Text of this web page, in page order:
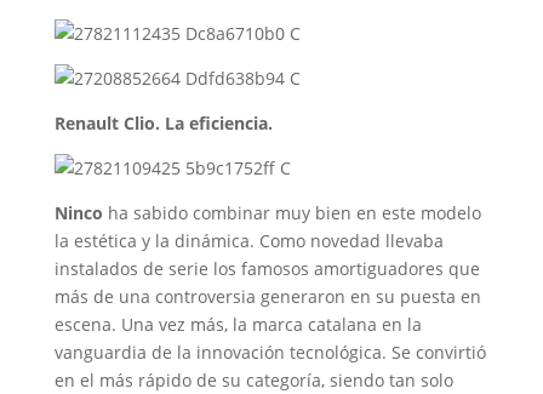
Renault Clio. La eficiencia.
Ninco ha sabido combinar muy bien en este modelo
la estética y la dinámica. Como novedad llevaba
instalados de serie los famosos amortiguadores que
más de una controversia generaron en su puesta en
escena. Una vez más, la marca catalana en la
vanguardia de la innovación tecnológica. Se convirtió
en el más rápido de su categoría, siendo tan solo